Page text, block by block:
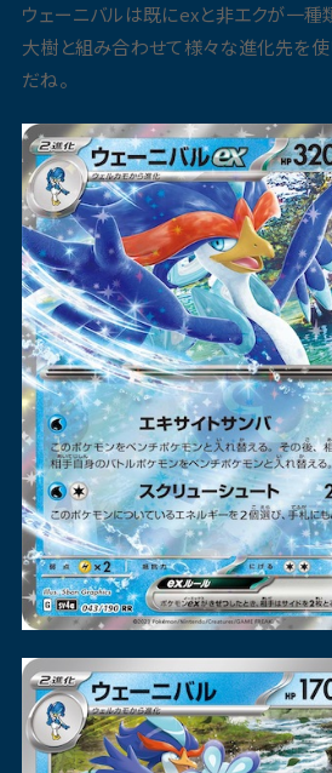
ウェーニバルは既にexと非エクが一種
大樹と組み合わせて様々な進化先を使
だね。